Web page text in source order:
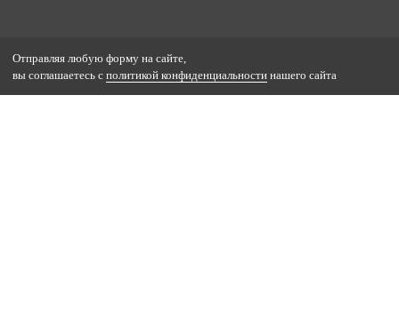
Отправляя любую форму на сайте,
вы соглашаетесь с политикой конфиденциальности нашего сайта